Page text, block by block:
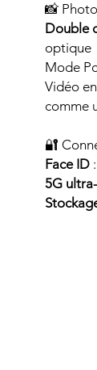
📸
Double
optique
Mode
Vidéo
comme
🔐
Face ID
5G